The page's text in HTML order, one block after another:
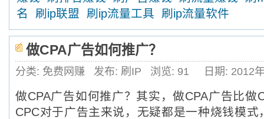
名
刷ip联盟 刷ip流量工具 刷ip流量软件
做CPA广告如何推广？
分类: 免费网赚 发布: 刷IP 浏览: 91 日期: 2012
做CPA广告如何推广？其实，做CPA广告比做
CPC对于广告主来说，无疑都是一种烧钱模式